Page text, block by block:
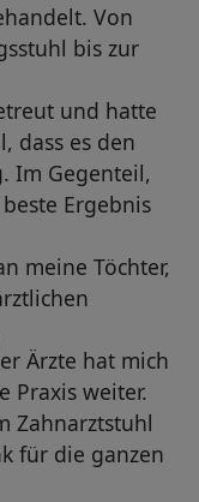
Von
bis zur
und hatte
dass es den
Im Gegenteil,
Ergebnis
meine Töchter,
Ärzte hat mich
Praxis weiter.
Zahnarztstuhl
für die ganzen